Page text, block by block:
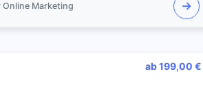
Online Marketing
ab 199,00 €